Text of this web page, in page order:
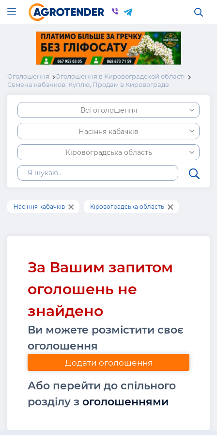
Оголошення
Оголошення в Кировоградской області
Семена кабачков: Куплю, Продам в Кировограде
Всі оголошення
Насіння кабачків
Кіровоградська область
Насіння кабачків Кіровоградська область
За Вашим запитом
оголошень не
знайдено
Ви можете розмістити своє
оголошення
Додати оголошення
Або перейти до спільного
розділу з оголошеннями